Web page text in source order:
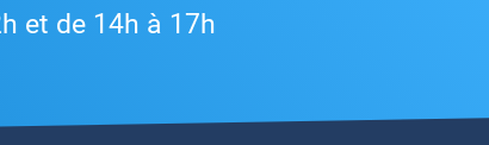
et de 14h à 17h